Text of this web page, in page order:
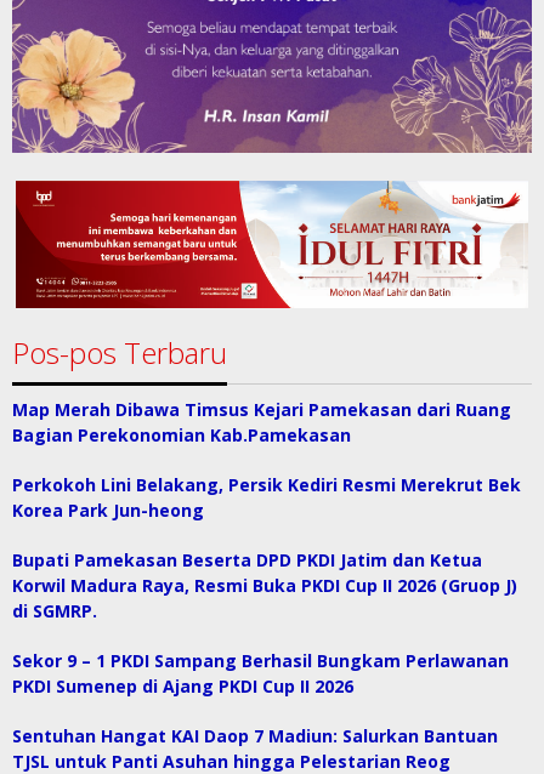
Pos-pos Terbaru
Map Merah Dibawa Timsus Kejari Pamekasan dari Ruang
Bagian Perekonomian Kab.Pamekasan
Perkokoh Lini Belakang, Persik Kediri Resmi Merekrut Bek
Korea Park Jun-heong
Bupati Pamekasan Beserta DPD PKDI Jatim dan Ketua
Korwil Madura Raya, Resmi Buka PKDI Cup II 2026 (Gruop J)
di SGMRP.
Sekor 9 – 1 PKDI Sampang Berhasil Bungkam Perlawanan
PKDI Sumenep di Ajang PKDI Cup II 2026
Sentuhan Hangat KAI Daop 7 Madiun: Salurkan Bantuan
TJSL untuk Panti Asuhan hingga Pelestarian Reog